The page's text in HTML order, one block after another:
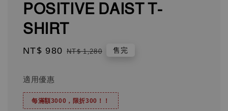
POSITIVE DAIST T-
SHIRT
Sale
NT$ 980 Regular
NT$ 1,280 售完
適用優惠
每滿額3000，限折300！！